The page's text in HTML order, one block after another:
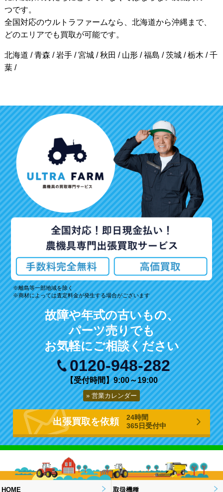
つです。
全国対応のウルトラファームなら、北海道から沖縄まで、
どのエリアでも買取が可能です。
北海道 / 青森 / 岩手 / 宮城 / 秋田 / 山形 / 福島 / 茨城 / 栃木 / 千
葉 /
離島等一部地域を除く
商材によっては査定料金が発生する場合がございます
故障や年式の古いもの、
パーツ売りでも
お気軽にご相談ください
0120-948-282
【受付時間】9:00～19:00
営業カレンダー
出張買取を依頼
24時間
365日受付中
HOME 取扱機種